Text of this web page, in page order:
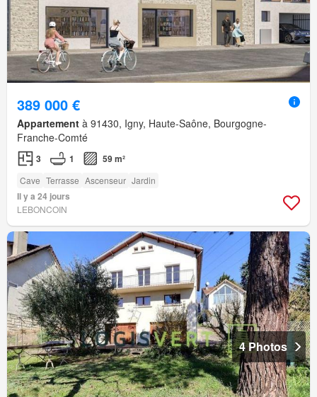
389 000 €
Appartement à 91430, Igny, Haute-Saône, Bourgogne-
Franche-Comté
3 1 59 m²
Cave Terrasse Ascenseur Jardin
Il y a 24 jours
LEBONCOIN
4 Photos